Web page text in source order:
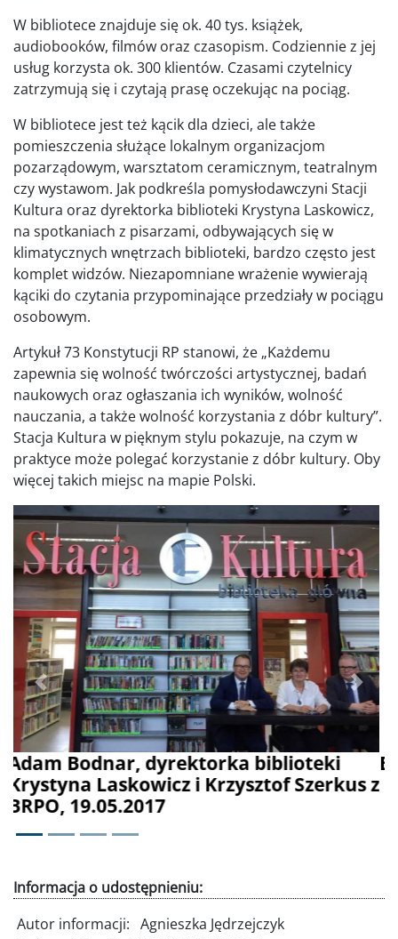
W bibliotece znajduje się ok. 40 tys. książek,
audiobooków, filmów oraz czasopism. Codziennie z jej
usług korzysta ok. 300 klientów. Czasami czytelnicy
zatrzymują się i czytają prasę oczekując na pociąg.
W bibliotece jest też kącik dla dzieci, ale także
pomieszczenia służące lokalnym organizacjom
pozarządowym, warsztatom ceramicznym, teatralnym
czy wystawom. Jak podkreśla pomysłodawczyni Stacji
Kultura oraz dyrektorka biblioteki Krystyna Laskowicz,
na spotkaniach z pisarzami, odbywających się w
klimatycznych wnętrzach biblioteki, bardzo często jest
komplet widzów. Niezapomniane wrażenie wywierają
kąciki do czytania przypominające przedziały w pociągu
osobowym.
Artykuł 73 Konstytucji RP stanowi, że „Każdemu
zapewnia się wolność twórczości artystycznej, badań
naukowych oraz ogłaszania ich wyników, wolność
nauczania, a także wolność korzystania z dóbr kultury”.
Stacja Kultura w pięknym stylu pokazuje, na czym w
praktyce może polegać korzystanie z dóbr kultury. Oby
więcej takich miejsc na mapie Polski.
Biblioteka w Rumii
Poprzednie Dalej
Autor informacji: Agnieszka Jędrzejczyk
Data publikacji: 2017-05-19 16:39:57
Osoba udostępniająca: Agnieszka Jędrzejczyk